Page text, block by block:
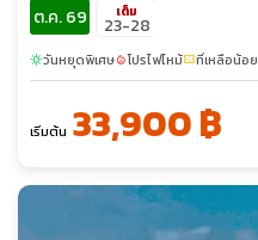
ต.ค. 69
เต็ม
23-28
sunnyวันหยุดพิเศษlocal_fire_departmentโปรไฟไหม้confirmation_numberที่เหลือน้อย
เริ่มต้น 33,900 ฿